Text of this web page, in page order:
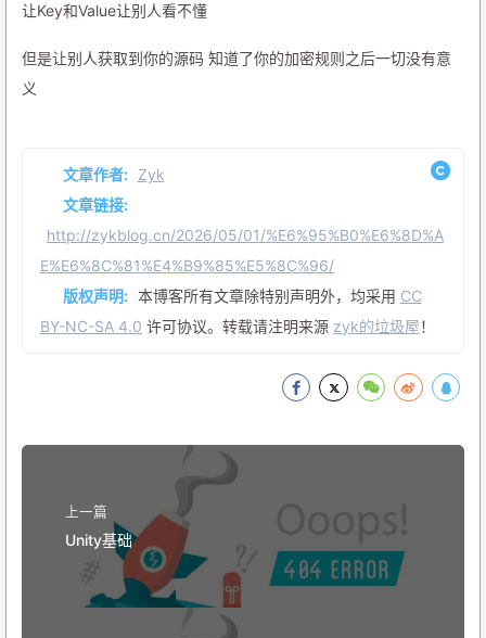
让Key和Value让别人看不懂
但是让别人获取到你的源码 知道了你的加密规则之后一切没有意
义
文章作者: Zyk
文章链接:
http://zykblog.cn/2026/05/01/%E6%95%B0%E6%8D%A
E%E6%8C%81%E4%B9%85%E5%8C%96/
版权声明: 本博客所有文章除特别声明外，均采用 CC
BY-NC-SA 4.0 许可协议。转载请注明来源 zyk的垃圾屋！
上一篇
Unity基础